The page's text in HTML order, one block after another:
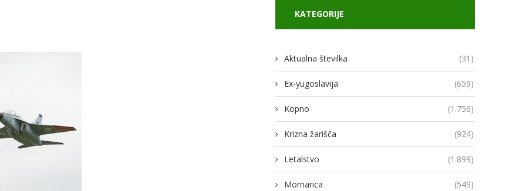
KATEGORIJE
Aktualna številka (31)
Ex-yugoslavija (659)
Kopno (1.756)
Krizna žarišča (924)
Letalstvo (1.899)
Mornarica (549)